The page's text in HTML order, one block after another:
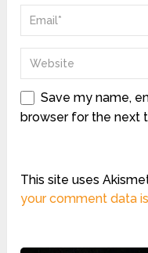
Save my name,
browser for the next
This site uses
your comment data